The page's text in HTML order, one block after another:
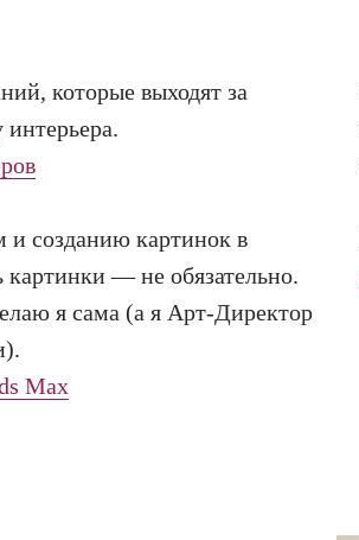
которые выходят за
и созданию картинок в
— не обязательно.
я сама (а я Арт-Директор
Max